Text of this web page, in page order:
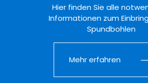
Hier finden Sie alle
Informationen zum
Spundbohlen
Mehr erfahren